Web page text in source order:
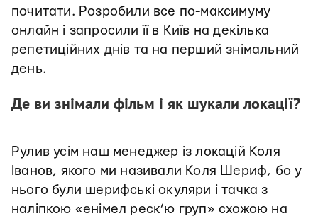
почитати. Розробили все по-максимуму
онлайн і запросили її в Київ на декілька
репетиційних днів та на перший знімальний
день.
Де ви знімали фільм і як шукали локації?
Рулив усім наш менеджер із локацій Коля
Іванов, якого ми називали Коля Шериф, бо у
нього були шерифські окуляри і тачка з
наліпкою «енімел реск’ю груп» схожою на